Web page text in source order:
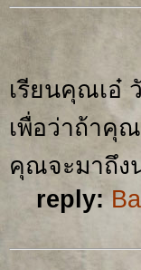
เรียนคุณเอ๋
เพื่อว่าถ้าคุ
คุณจะมาถึง
reply: